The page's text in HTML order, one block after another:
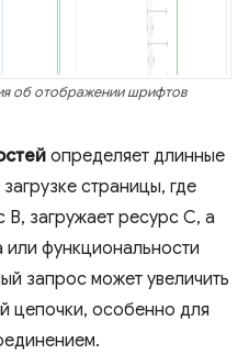
об отображении шрифтов
определяет длинные
страницы, где
загружает ресурс C, а
функциональности
запрос может увеличить
цепочки, особенно для